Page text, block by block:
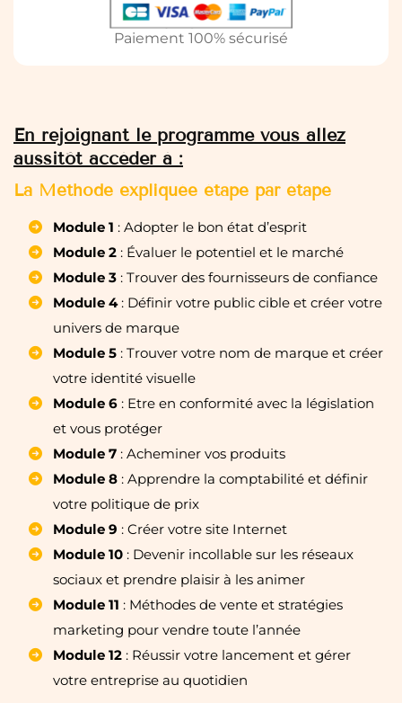
Paiement 100% sécurisé
En rejoignant le programme vous allez
aussitôt accéder à :
La Méthode expliquée étape par étape
Module 1 : Adopter le bon état d’esprit
Module 2 : Évaluer le potentiel et le marché
Module 3: Trouver des fournisseurs de confiance
Module 4 : Définir votre public cible et créer votre
univers de marque
Module 5: Trouver votre nom de marque et créer
votre identité visuelle
Module 6: Etre en conformité avec la législation
et vous protéger
Module 7: Acheminer vos produits
Module 8: Apprendre la comptabilité et définir
votre politique de prix
Module 9 : Créer votre site Internet
Module 10: Devenir incollable sur les réseaux
sociaux et prendre plaisir à les animer
Module 11 : Méthodes de vente et stratégies
marketing pour vendre toute l’année
Module 12: Réussir votre lancement et gérer
votre entreprise au quotidien